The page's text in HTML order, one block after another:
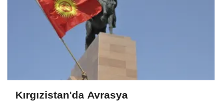
Kırgızistan'da Avrasya